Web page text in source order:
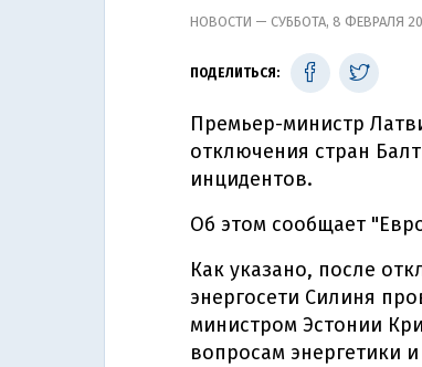
НОВОСТИ — СУББОТА, 8 ФЕВРАЛЯ
ПОДЕЛИТЬСЯ:
Премьер-министр
отключения стран
инцидентов.
Об этом сообщает
Как указано, после
энергосети Силиня
министром Эстонии
вопросам энергетики